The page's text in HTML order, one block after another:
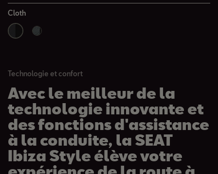
Cloth
Technologie et confort
Avec le meilleur de la
technologie innovante et
des fonctions d'assistance
à la conduite, la SEAT
Ibiza Style élève votre